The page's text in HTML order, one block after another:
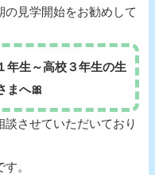
見学開始をお勧めして
年生～高校３年生の生
まへ🎀
させていただいており
。